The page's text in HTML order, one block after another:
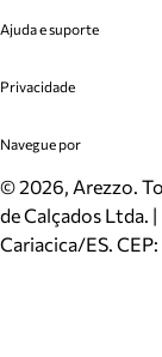
Venda Corporativa
Mapa do Site
Inverno
Mundo Arezzo
Plano de Negócio
Ajuda e suporte
Cadastro
Meus Pedidos
Trocas e
Cartão Presente
Localizador de
Privacidade
Politica e
Navegue por
Sapatos
Bolsas
Scarpins
©2026, Arezzo.
de Calçados Ltda.
Cariacica/ES.